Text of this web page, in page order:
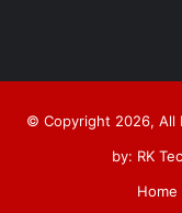
© Copyright 2026, All
by: RK
Home